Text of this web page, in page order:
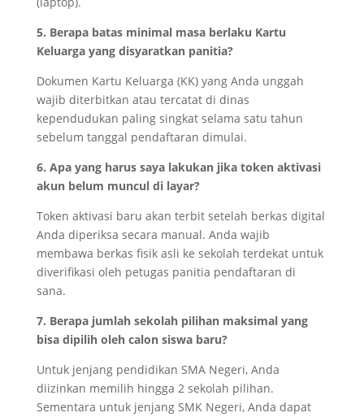
5. Berapa batas minimal masa berlaku Kartu
Keluarga yang disyaratkan panitia?
Dokumen Kartu Keluarga (KK) yang Anda unggah
wajib diterbitkan atau tercatat di dinas
kependudukan paling singkat selama satu tahun
sebelum tanggal pendaftaran dimulai.
6. Apa yang harus saya lakukan jika token aktivasi
akun belum muncul di layar?
Token aktivasi baru akan terbit setelah berkas digital
Anda diperiksa secara manual. Anda wajib
membawa berkas fisik asli ke sekolah terdekat untuk
diverifikasi oleh petugas panitia pendaftaran di
sana.
7. Berapa jumlah sekolah pilihan maksimal yang
bisa dipilih oleh calon siswa baru?
Untuk jenjang pendidikan SMA Negeri, Anda
diizinkan memilih hingga 2 sekolah pilihan.
Sementara untuk jenjang SMK Negeri, Anda dapat